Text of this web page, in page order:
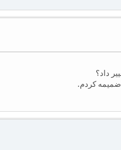
داد؟
کردم.